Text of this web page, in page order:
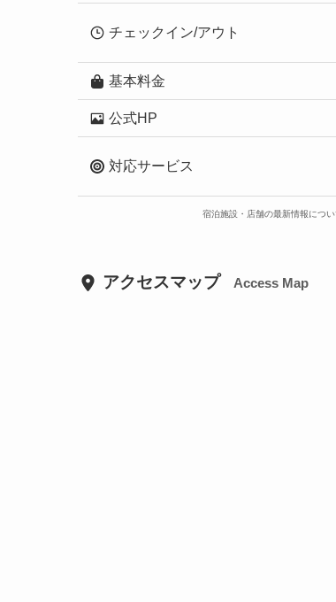
チェックイン/アウト
基本料金
公式HP
対応サービス
宿泊施設・店舗の最新情報につ
アクセスマップ Access Map